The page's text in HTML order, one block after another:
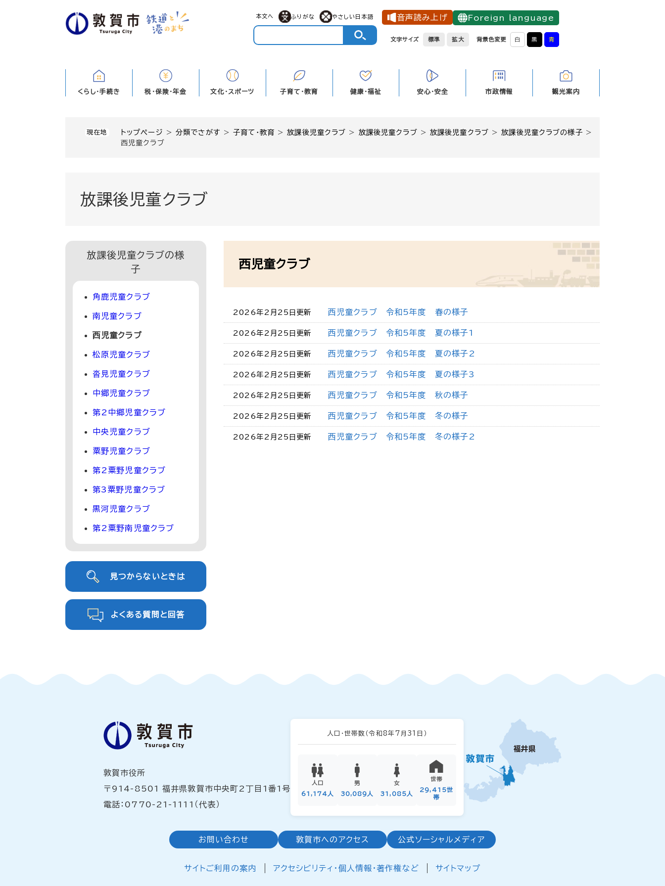
メニューを飛ばして本文へ
本文へ ふりがな やさしい日本語 音声読み上げ Foreign language
文字サイズ 標準 拡大 背景色変更 白 黒 青
くらし・手続き 税・保険・年金 文化・スポーツ 子育て・教育 健康・福祉 安心・安全 市政情報 観光案内
現在地 トップページ >分類でさがす >子育て・教育 >放課後児童クラブ > 放課後児童クラブ >放課後児童クラブ >放課後児童クラブの様子 >
西児童クラブ
放課後児童クラブ
西児童クラブ
2026年2月25日更新 西児童クラブ 令和5年度 春の様子
2026年2月25日更新 西児童クラブ 令和5年度 夏の様子1
2026年2月25日更新 西児童クラブ 令和5年度 夏の様子2
2026年2月25日更新 西児童クラブ 令和5年度 夏の様子3
2026年2月25日更新 西児童クラブ 令和5年度 秋の様子
2026年2月25日更新 西児童クラブ 令和5年度 冬の様子
2026年2月25日更新 西児童クラブ 令和5年度 冬の様子2
放課後児童クラブの様
子
角鹿児童クラブ
南児童クラブ
西児童クラブ
松原児童クラブ
沓見児童クラブ
中郷児童クラブ
第2中郷児童クラブ
中央児童クラブ
粟野児童クラブ
第2粟野児童クラブ
第3粟野児童クラブ
黒河児童クラブ
第2粟野南児童クラブ
見つからないときは
よくある質問と回答
敦賀市役所
〒914-8501 福井県敦賀市中央町2丁目1番1号
電話：0770-21-1111（代表）
人口・世帯数 （令和8年7月31日）
人口
61,174人
男
30,089人
女
31,085人
世帯
29,415世
帯
お問い合わせ 敦賀市へのアクセス 公式ソーシャルメディア
サイトご利用の案内 アクセシビリティ・個人情報・著作権など サイトマップ